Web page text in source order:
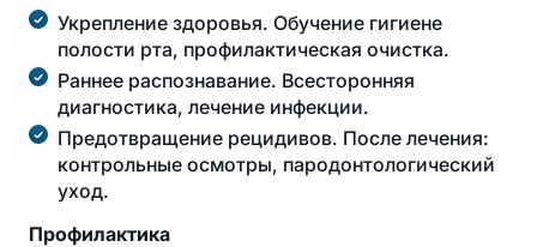
Укрепление здоровья. Обучение гигиене
полости рта, профилактическая очистка.
Раннее распознавание. Всесторонняя
диагностика, лечение инфекции.
Предотвращение рецидивов. После лечения:
контрольные осмотры, пародонтологический
уход.
Профилактика